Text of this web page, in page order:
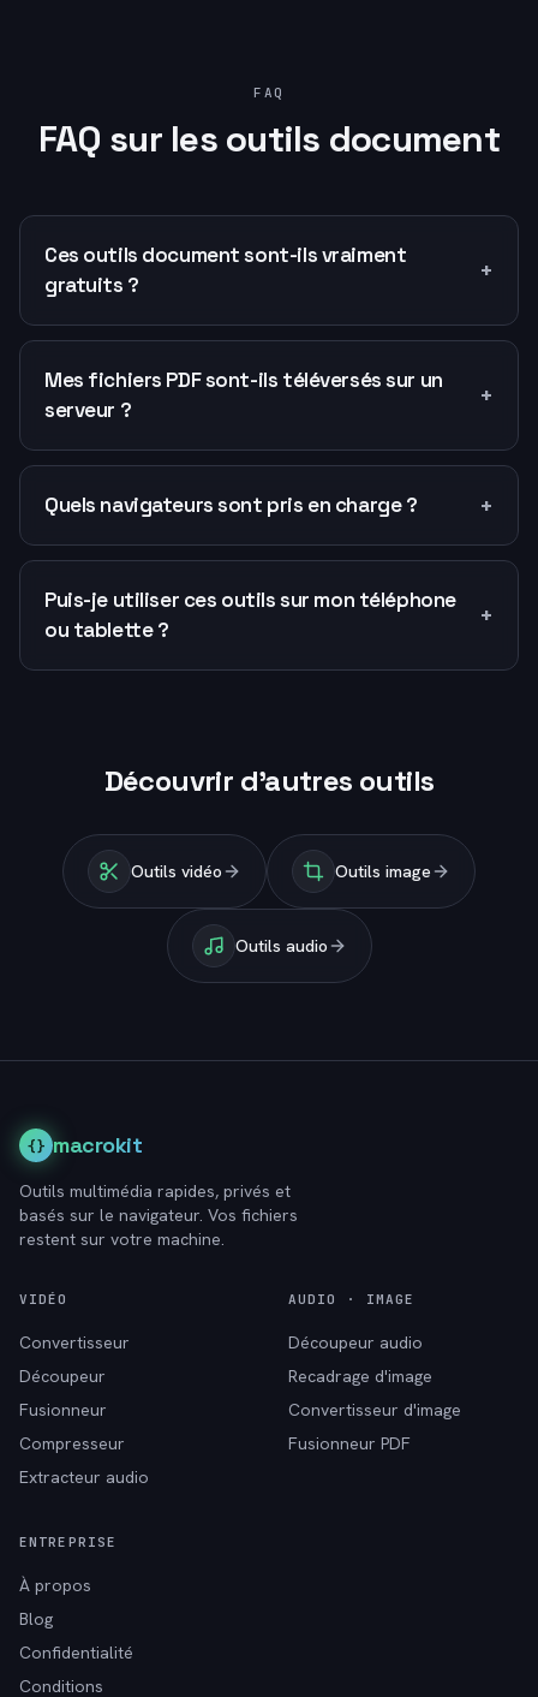
FAQ
FAQ sur les outils document
Ces outils document sont-ils vraiment
gratuits ?
+
Mes fichiers PDF sont-ils téléversés sur un
serveur ?
+
Quels navigateurs sont pris en charge ? +
Puis-je utiliser ces outils sur mon téléphone
ou tablette ?
+
Découvrir d'autres outils
Outils vidéo Outils image
Outils audio
{} macrokit
Outils multimédia rapides, privés et
basés sur le navigateur. Vos fichiers
restent sur votre machine.
VIDÉO
Convertisseur
Découpeur
Fusionneur
Compresseur
Extracteur audio
AUDIO · IMAGE
Découpeur audio
Recadrage d'image
Convertisseur d'image
Fusionneur PDF
ENTREPRISE
À propos
Blog
Confidentialité
Conditions